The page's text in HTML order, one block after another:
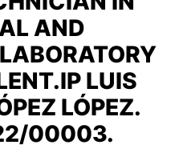
AND
LUIS
LÓPEZ.
00003.